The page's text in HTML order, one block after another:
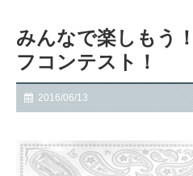
みんなで楽しもう
フコンテスト！
2016/06/13